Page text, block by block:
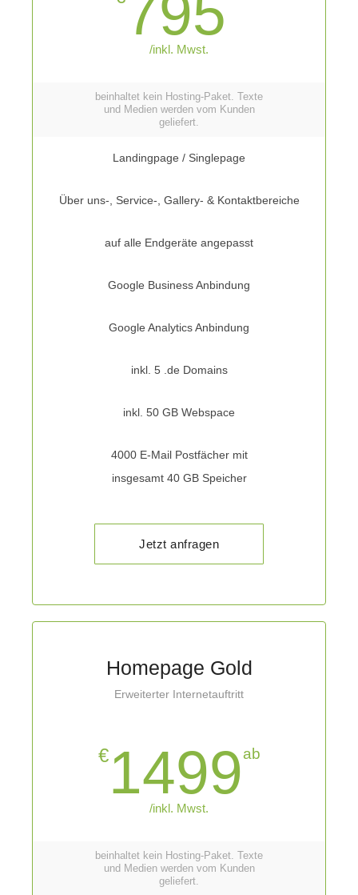
/inkl. Mwst.
beinhaltet kein Hosting-Paket. Texte
und Medien werden vom Kunden
geliefert.
Landingpage / Singlepage
Über uns-, Service-, Gallery- & Kontaktbereiche
auf alle Endgeräte angepasst
Google Business Anbindung
Google Analytics Anbindung
inkl. 5 .de Domains
inkl. 50 GB Webspace
4000 E-Mail Postfächer mit
insgesamt 40 GB Speicher
Jetzt anfragen
Homepage Gold
Erweiterter Internetauftritt
€1499ab
/inkl. Mwst.
beinhaltet kein Hosting-Paket. Texte
und Medien werden vom Kunden
geliefert.